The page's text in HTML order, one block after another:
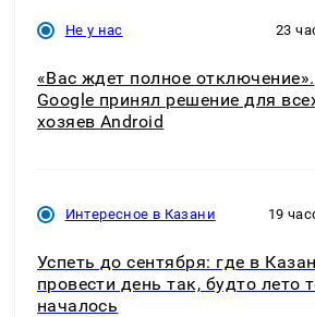
Не у нас 23
«Вас ждет полное отключение».
Google принял решение для
хозяев Android
Интересное в Казани 19
Успеть до сентября: где в
провести день так, будто лето
началось